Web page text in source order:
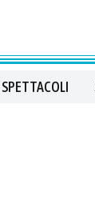
SPETTACOLI